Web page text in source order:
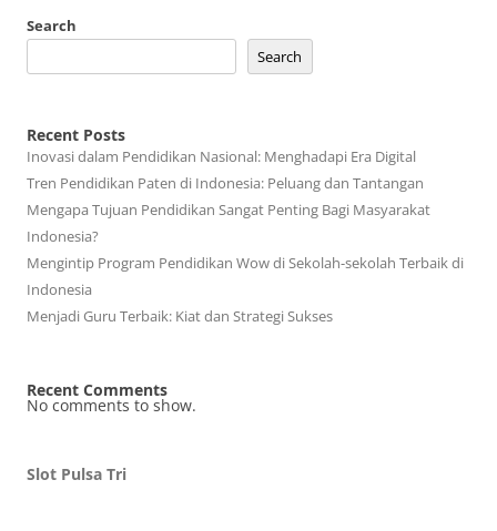
Search
Search
Recent Posts
Inovasi dalam Pendidikan Nasional: Menghadapi Era Digital
Tren Pendidikan Paten di Indonesia: Peluang dan Tantangan
Mengapa Tujuan Pendidikan Sangat Penting Bagi Masyarakat
Indonesia?
Mengintip Program Pendidikan Wow di Sekolah-sekolah Terbaik di
Indonesia
Menjadi Guru Terbaik: Kiat dan Strategi Sukses
Recent Comments
No comments to show.
Slot Pulsa Tri